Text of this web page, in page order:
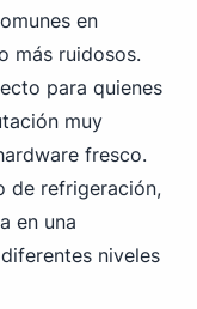
en
más ruidosos.
para quienes
muy
fresco.
de refrigeración,
en una
niveles